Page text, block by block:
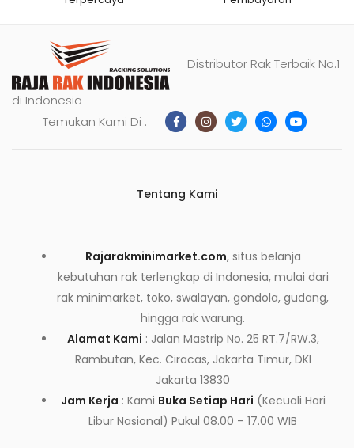
Distributor Rak Terbaik No.1
di Indonesia
Temukan Kami Di :
Tentang Kami
Rajarakminimarket.com, situs belanja
kebutuhan rak terlengkap di Indonesia, mulai dari
rak minimarket, toko, swalayan, gondola, gudang,
hingga rak warung.
Alamat Kami : Jalan Mastrip No. 25 RT.7/RW.3,
Rambutan, Kec. Ciracas, Jakarta Timur, DKI
Jakarta 13830
Jam Kerja : Kami Buka Setiap Hari (Kecuali Hari
Libur Nasional) Pukul 08.00 – 17.00 WIB